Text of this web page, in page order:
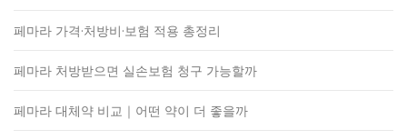
페마라 가격·처방비·보험 적용 총정리
페마라 처방받으면 실손보험 청구 가능할까
페마라 대체약 비교｜어떤 약이 더 좋을까